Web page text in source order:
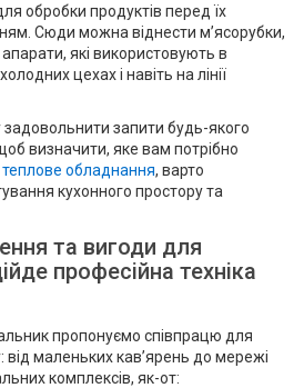
обробки продуктів перед їх
Сюди можна віднести м’ясорубки,
які використовують в
цехах і навіть на лінії
задовольнити запити будь-якого
визначити, яке вам потрібно
теплове обладнання, варто
кухонного простору та
та вигоди для
професійна техніка
пропонуємо співпрацю для
від маленьких кав’ярень до мережі
комплексів, як-от: